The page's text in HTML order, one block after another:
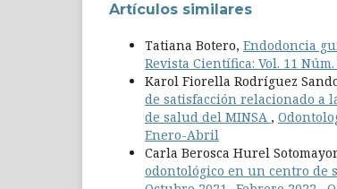
Artículos similares
Tatiana Botero, Endodoncia
Revista Científica: Vol. 11
Karol Fiorella Rodríguez
de satisfacción relacionado a
de salud del MINSA ,
Enero-Abril
Carla Berosca Hurel
odontológico en un centro de